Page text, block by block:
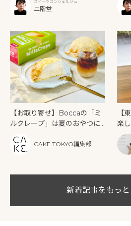
ズ レストラン」
スイーツコンシェルジュ
二階堂
ー
【お取り寄せ】Boccaの「ミ
ルクレープ」は夏のおやつに
CAKE.TOKYO編集部
【
楽
9
フ
ー
新着記事をもっと